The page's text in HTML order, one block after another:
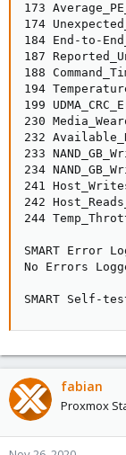
173
174
184 End-to-
187
188
194
199
230
232
233
234
241
242
244
SMART Error
No Errors
SMART Self-
fabian
Proxmox